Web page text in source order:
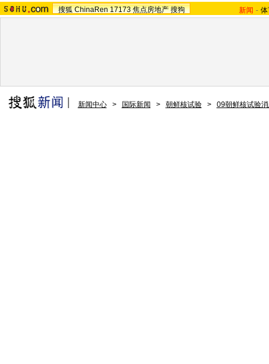
搜狐 ChinaRen 17173 焦点房地产 搜狗 新闻 -
新闻中心 > 国际新闻 > 朝鲜核试验 > 09朝鲜核试验